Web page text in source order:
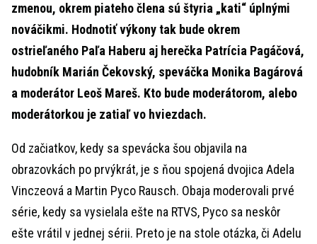
zmenou, okrem piateho člena sú štyria „kati“ úplnými
nováčikmi. Hodnotiť výkony tak bude okrem
ostrieľaného Paľa Haberu aj herečka Patrícia Pagáčová,
hudobník Marián Čekovský, speváčka Monika Bagárová
a moderátor Leoš Mareš. Kto bude moderátorom, alebo
moderátorkou je zatiaľ vo hviezdach.
Od začiatkov, kedy sa spevácka šou objavila na
obrazovkách po prvýkrát, je s ňou spojená dvojica Adela
Vinczeová a Martin Pyco Rausch. Obaja moderovali prvé
série, kedy sa vysielala ešte na RTVS, Pyco sa neskôr
ešte vrátil v jednej sérii. Preto je na stole otázka, či Adelu